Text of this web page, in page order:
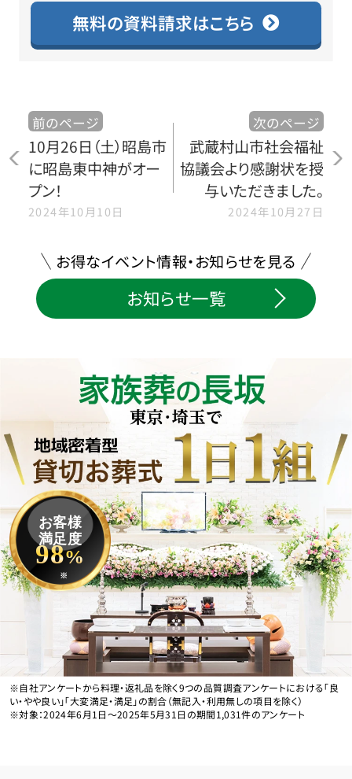
無料の資料請求はこちら
前のページ
10月26日（土）昭島市
に昭島東中神がオー
プン！
2024年10月10日
次のページ
武蔵村山市社会福祉
協議会より感謝状を授
与いただきました。
2024年10月27日
お得なイベント情報・お知らせを見る
お知らせ一覧
お客様
満足度
98%
※
※自社アンケートから料理・返礼品を除く9つの品質調査アンケートにおける「良
い・やや良い」「大変満足・満足」の割合（無記入・利用無しの項目を除く）
※対象：2024年6月1日〜2025年5月31日の期間1,031件のアンケート